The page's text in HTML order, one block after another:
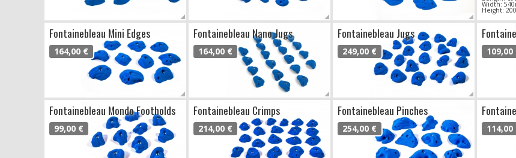
Width:
Height:
Fontainebleau Mini Edges
164,00 €
Fontainebleau Nano Jugs
164,00 €
Fontainebleau Jugs
249,00 € 109,00
Fontainebleau Mondo Footholds
99,00 €
Fontainebleau Crimps
214,00 €
Fontainebleau Pinches
254,00 € 114,00